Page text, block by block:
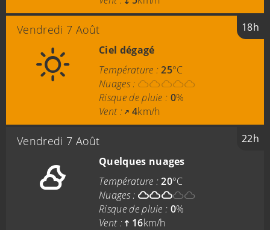
Vendredi 7 Août
18h
Ciel dégagé
Température :25°C
Nuages :
Risque de pluie : 0%
Vent : 4km/h
Vendredi 7 Août
22h
Quelques nuages
Température :20°C
Nuages :
Risque de pluie : 0%
Vent : 16km/h